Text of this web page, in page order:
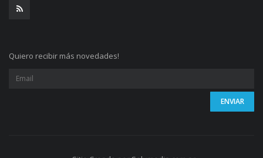
Quiero recibir más novedades!